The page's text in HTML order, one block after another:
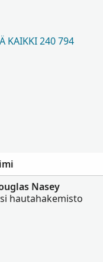
KAIKKI 240 794
Nasey
hautahakemisto